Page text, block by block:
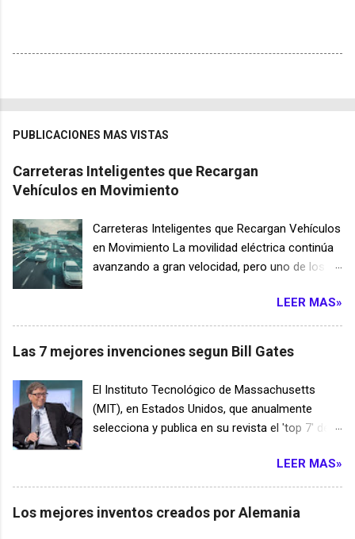
PUBLICACIONES MAS VISTAS
Carreteras Inteligentes que Recargan
Vehículos en Movimiento
Carreteras Inteligentes que Recargan Vehículos
en Movimiento La movilidad eléctrica continúa
avanzando a gran velocidad, pero uno de los
de las baterías y el tiempo necesario para
recargarlas. Para resolver este problema, un
grupo de ingenieros ha desarrollado un
innovador sistema de carreteras inteligentes
mientras circulan. Esta tecnología podría
transformar por completo el transporte
terrestre durante las próximas décadas. El
funcionamiento de estas carreteras se basa en
equipados con bobinas electromagnéticas.
LEER MAS»
Las 7 mejores invenciones segun Bill Gates
El Instituto Tecnológico de Massachusetts
(MIT), en Estados Unidos, que anualmente
selecciona y publica en su revista el 'top 7' de
elegir las 7 mejores innovaciones tecnológicas
de los ultimos años. En este articulo te
mostraremos cual fue la eleccion de una de las
personas mas influyentes en la historia:
LEER MAS»
Los mejores inventos creados por Alemania